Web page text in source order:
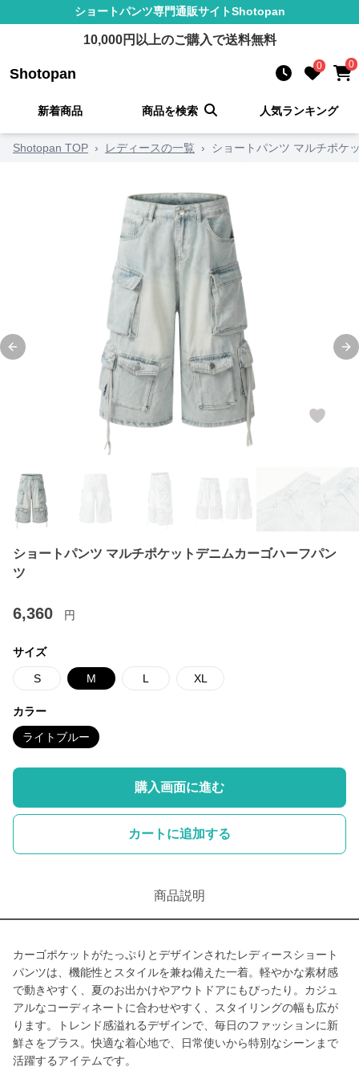
ショートパンツ専門通販サイトShotopan
10,000円以上のご購入で送料無料
Shotopan 0 0
新着商品 商品を検索 人気ランキング
Shotopan TOP › レディースの一覧 › ショートパンツ マルチポケ
Previous slide
ショートパンツ マルチポケットデニムカーゴハーフパン
ツ
6,360 円
サイズ
S M L XL
カラー
ライトブルー
購入画面に進む
カートに追加する
商品説明
カーゴポケットがたっぷりとデザインされたレディースショート
パンツは、機能性とスタイルを兼ね備えた一着。軽やかな素材感
で動きやすく、夏のお出かけやアウトドアにもぴったり。カジュ
アルなコーディネートに合わせやすく、スタイリングの幅も広が
ります。トレンド感溢れるデザインで、毎日のファッションに新
鮮さをプラス。快適な着心地で、日常使いから特別なシーンまで
活躍するアイテムです。